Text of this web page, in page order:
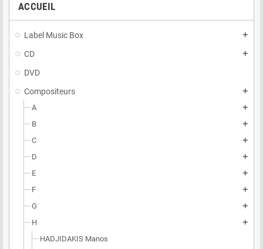
ACCUEIL
Label Music Box add
CD add
DVD
Compositeurs
add
A add
B add
C add
D add
E add
F add
G add
H add
HADJIDAKIS Manos